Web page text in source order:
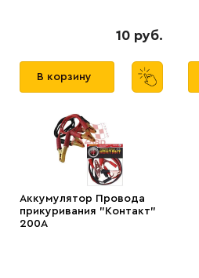
10 руб.
В корзину
Аккумулятор Провода
прикуривания "Контакт"
200А